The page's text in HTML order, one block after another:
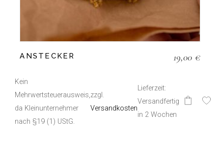
ANSTECKER 19,00 €
Kein
Mehrwertsteuerausweis,
da Kleinunternehmer
nach §19 (1) UStG.
zzgl.
Versandkosten
Lieferzeit:
Versandfertig
in 2 Wochen